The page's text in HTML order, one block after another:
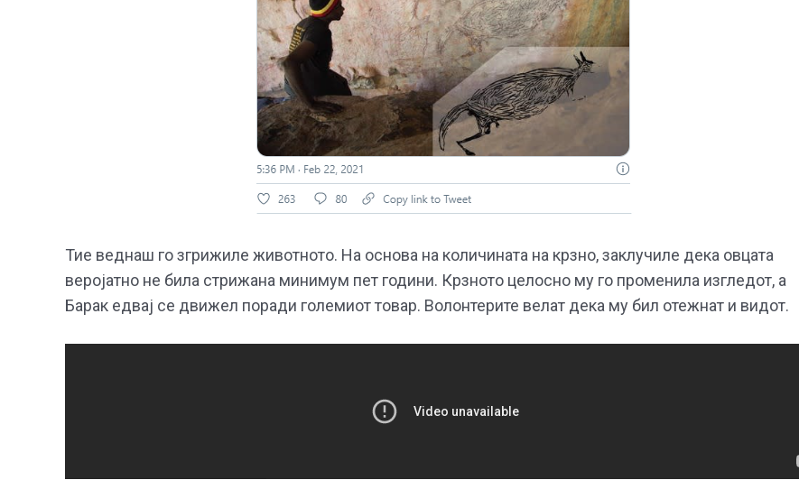
Тие веднаш го згрижиле животното. На основа на количината на крзно, заклучиле дека овцата
веројатно не била стрижана минимум пет години. Крзното целосно му го променила изгледот, а
Барак едвај се движел поради големиот товар. Волонтерите велат дека му бил отежнат и видот.